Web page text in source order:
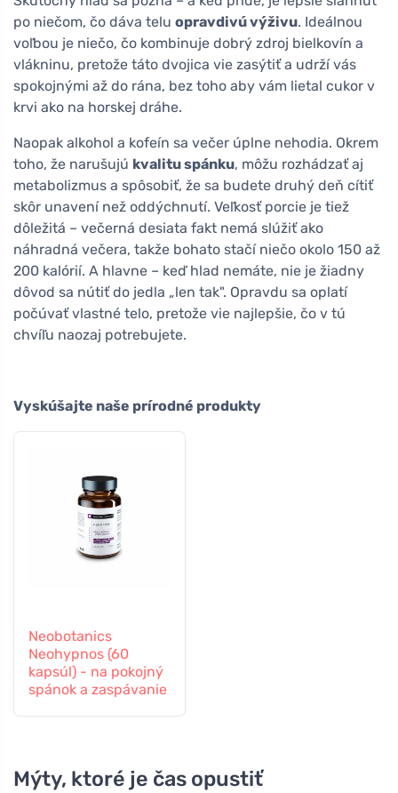
po niečom, čo dáva telu opravdivú výživu. Ideálnou
voľbou je niečo, čo kombinuje dobrý zdroj bielkovín a
vlákninu, pretože táto dvojica vie zasýtiť a udrží vás
spokojnými až do rána, bez toho aby vám lietal cukor v
krvi ako na horskej dráhe.
Naopak alkohol a kofeín sa večer úplne nehodia. Okrem
toho, že narušujú kvalitu spánku, môžu rozhádzať aj
metabolizmus a spôsobiť, že sa budete druhý deň cítiť
skôr unavení než oddýchnutí. Veľkosť porcie je tiež
dôležitá – večerná desiata fakt nemá slúžiť ako
náhradná večera, takže bohato stačí niečo okolo 150 až
200 kalórií. A hlavne – keď hlad nemáte, nie je žiadny
dôvod sa nútiť do jedla „len tak". Opravdu sa oplatí
počúvať vlastné telo, pretože vie najlepšie, čo v tú
chvíľu naozaj potrebujete.
Vyskúšajte naše prírodné produkty
Neobotanics
Neohypnos (60
kapsúl) - na pokojný
spánok a zaspávanie
Mýty, ktoré je čas opustiť